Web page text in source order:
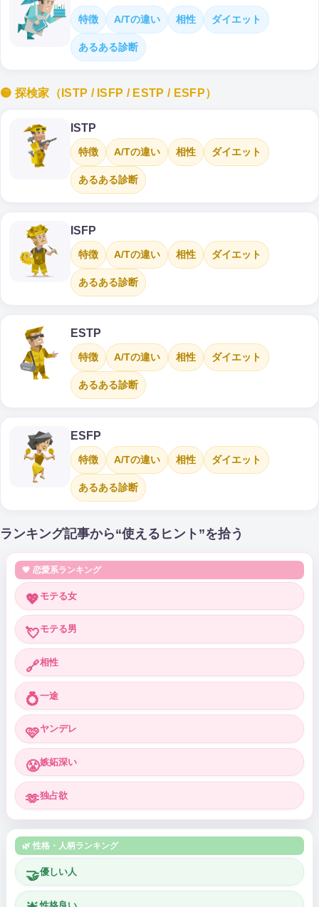
特徴 A/Tの違い 相性 ダイエット
あるある診断
🟡 探検家（ISTP / ISFP / ESTP / ESFP）
ISTP
特徴 A/Tの違い 相性 ダイエット
あるある診断
ISFP
特徴 A/Tの違い 相性 ダイエット
あるある診断
ESTP
特徴 A/Tの違い 相性 ダイエット
あるある診断
ESFP
特徴 A/Tの違い 相性 ダイエット
あるある診断
ランキング記事から“使えるヒント”を拾う
💗 恋愛系ランキング
💖 モテる女
💘モテる男
🔗相性
💍一途
🩷ヤンデレ
😤嫉妬深い
🫶独占欲
🌿 性格・人柄ランキング
🤝優しい人